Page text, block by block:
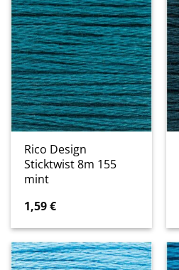
Rico Design
Sticktwist 8m 155
mint
1,59€